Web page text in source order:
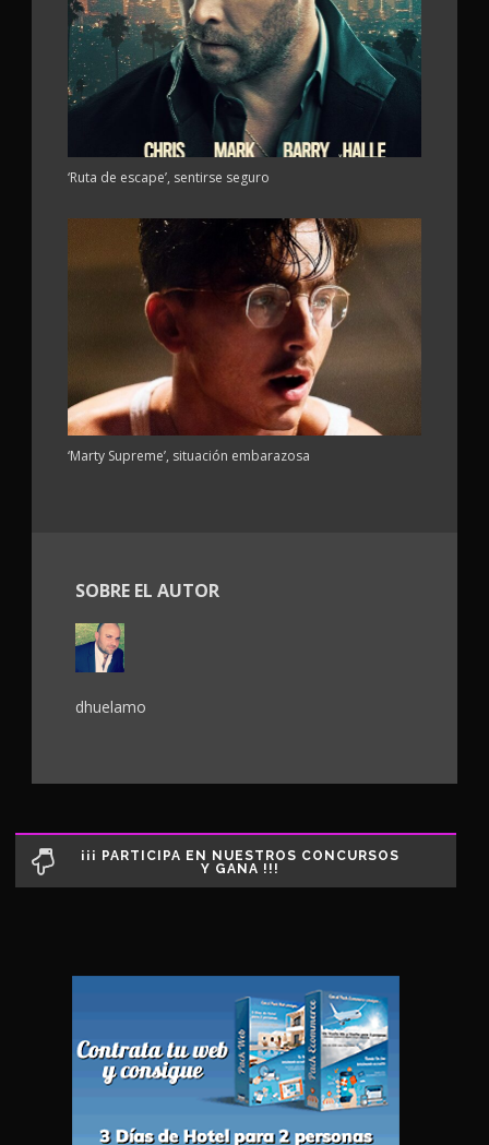
‘Ruta de escape’, sentirse seguro
‘Marty Supreme’, situación embarazosa
SOBRE EL AUTOR
dhuelamo
¡¡¡ PARTICIPA EN NUESTROS CONCURSOS
Y GANA !!!